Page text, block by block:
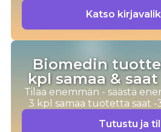
Katso
Biomedin
kpl samaa & saat
Tilaa enemmän - säästä
3 kpl samaa tuotetta saat -
Tutustu ja